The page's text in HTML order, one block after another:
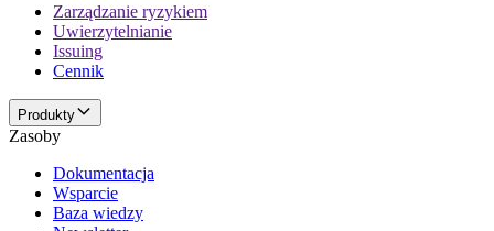
Zarządzanie ryzykiem
Uwierzytelnianie
Issuing
Cennik
Produkty
Zasoby
Dokumentacja
Wsparcie
Baza wiedzy